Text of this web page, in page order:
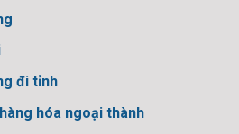
đi tỉnh
hóa ngoại thành